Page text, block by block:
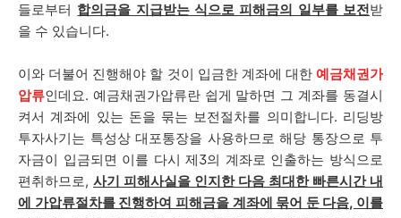
들로부터 합의금을 지급받는 식으로 피해금의 일부를 보전받
을 수 있습니다.
이와 더불어 진행해야 할 것이 입금한 계좌에 대한 예금채권가
압류인데요. 예금채권가압류란 쉽게 말하면 그 계좌를 동결시
켜서 계좌에 있는 돈을 묶는 보전절차를 의미합니다. 리딩방
투자사기는 특성상 대포통장을 사용하므로 해당 통장으로 투
자금이 입금되면 이를 다시 제3의 계좌로 인출하는 방식으로
편취하므로, 사기 피해사실을 인지한 다음 최대한 빠른시간 내
에 가압류절차를 진행하여 피해금을 계좌에 묶어 둔 다음, 이를